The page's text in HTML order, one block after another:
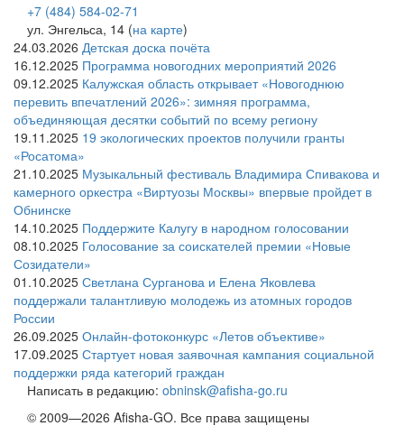
+7 (484) 584-02-71
ул. Энгельса, 14 (на карте)
24.03.2026 Детская доска почёта
16.12.2025 Программа новогодних мероприятий 2026
09.12.2025 Калужская область открывает «Новогоднюю
перевить впечатлений 2026»: зимняя программа,
объединяющая десятки событий по всему региону
19.11.2025 19 экологических проектов получили гранты
«Росатома»
21.10.2025 Музыкальный фестиваль Владимира Спивакова и
камерного оркестра «Виртуозы Москвы» впервые пройдет в
Обнинске
14.10.2025 Поддержите Калугу в народном голосовании
08.10.2025 Голосование за соискателей премии «Новые
Созидатели»
01.10.2025 Светлана Сурганова и Елена Яковлева
поддержали талантливую молодежь из атомных городов
России
26.09.2025 Онлайн-фотоконкурс «Летов объективе»
17.09.2025 Стартует новая заявочная кампания социальной
поддержки ряда категорий граждан
Написать в редакцию: obninsk@afisha-go.ru
© 2009—2026 Afisha-GO. Все права защищены